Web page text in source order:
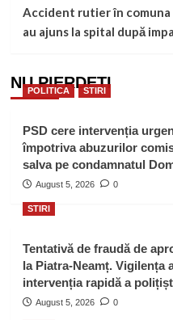
Accident rutier în comuna
au ajuns la spital după
NU PIERDEȚI
POLITICA STIRI
PSD cere intervenția
împotriva abuzurilor
salva pe condamnatul
August 5, 2026 0
STIRI
Tentativă de fraudă de
la Piatra-Neamț. Vigilența
intervenția rapidă a
August 5, 2026 0